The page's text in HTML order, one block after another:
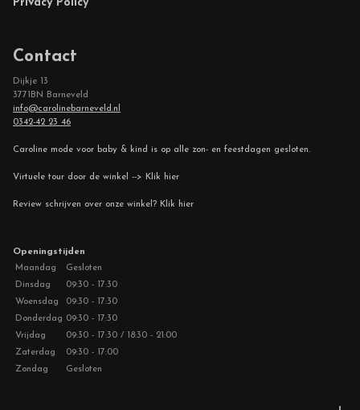
Privacy Policy
Contact
Dijkje 13
3771BN Barneveld
info@carolinebarneveld.nl
0342-42 23 46
Caroline mode voor baby & kind is op alle zon- en feestdagen gesloten.
Virtuele tour door de winkel --> Klik hier
Review schrijven over onze winkel? Klik hier
Openingstijden
Maandag
Gesloten
Dinsdag
09:30 - 17:30
Woensdag
09:30 - 17:30
Donderdag 09:30 - 17:30
Vrijdag
09:30 - 17:30 / 18:30 - 21:00
Zaterdag
09:30 - 17:00
Zondag
Gesloten